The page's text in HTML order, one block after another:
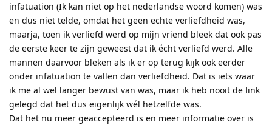
infatuation (Ik kan niet op het nederlandse woord komen) was
en dus niet telde, omdat het geen echte verliefdheid was,
maarja, toen ik verliefd werd op mijn vriend bleek dat ook pas
de eerste keer te zijn geweest dat ik écht verliefd werd. Alle
mannen daarvoor bleken als ik er op terug kijk ook eerder
onder infatuation te vallen dan verliefdheid. Dat is iets waar
ik me al wel langer bewust van was, maar ik heb nooit de link
gelegd dat het dus eigenlijk wél hetzelfde was.
Dat het nu meer geaccepteerd is en meer informatie over is